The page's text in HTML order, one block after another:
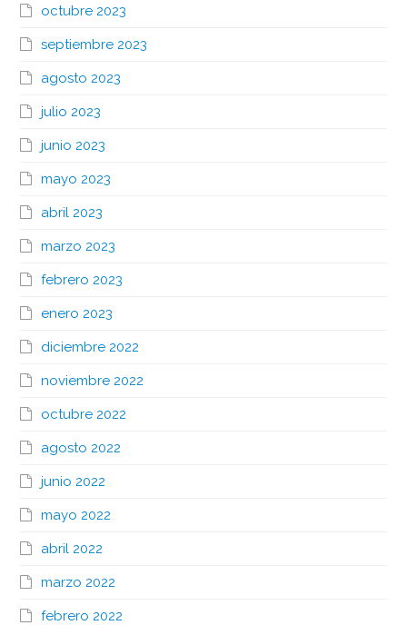
octubre 2023
septiembre 2023
agosto 2023
julio 2023
junio 2023
mayo 2023
abril 2023
marzo 2023
febrero 2023
enero 2023
diciembre 2022
noviembre 2022
octubre 2022
agosto 2022
junio 2022
mayo 2022
abril 2022
marzo 2022
febrero 2022